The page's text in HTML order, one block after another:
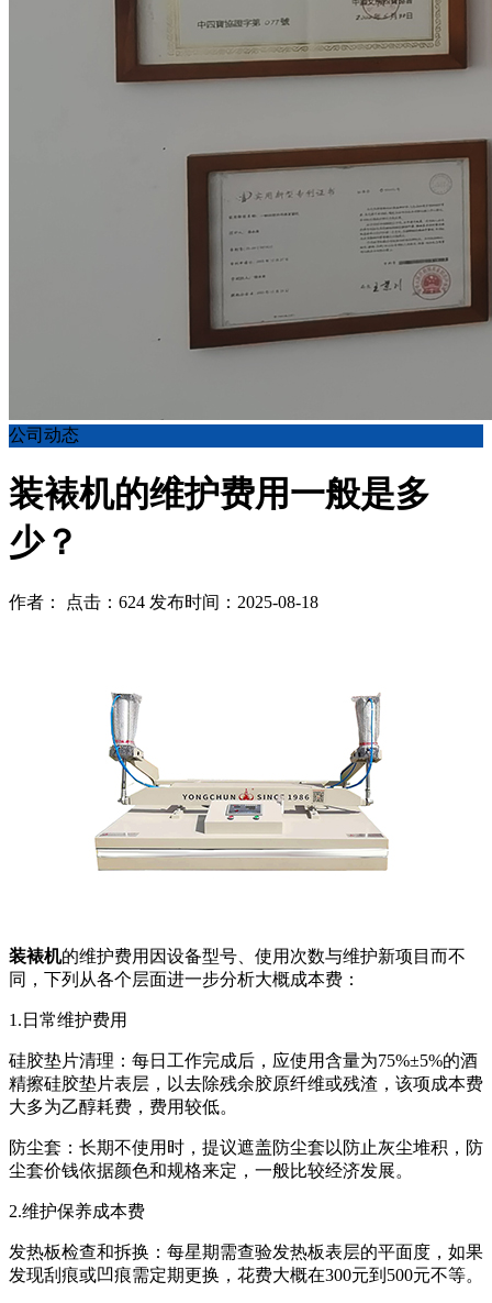
公司动态
装裱机的维护费用一般是多
少？
作者： 点击：624 发布时间：2025-08-18
装裱机的维护费用因设备型号、使用次数与维护新项目而不
同，下列从各个层面进一步分析大概成本费：
1.日常维护费用
硅胶垫片清理：每日工作完成后，应使用含量为75%±5%的酒
精擦硅胶垫片表层，以去除残余胶原纤维或残渣，该项成本费
大多为乙醇耗费，费用较低。
防尘套：长期不使用时，提议遮盖防尘套以防止灰尘堆积，防
尘套价钱依据颜色和规格来定，一般比较经济发展。
2.维护保养成本费
发热板检查和拆换：每星期需查验发热板表层的平面度，如果
发现刮痕或凹痕需定期更换，花费大概在300元到500元不等。